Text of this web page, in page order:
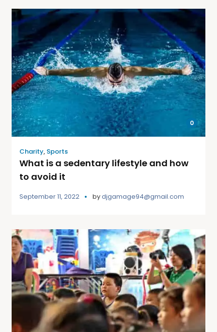
0
Charity, Sports
What is a sedentary lifestyle and how
to avoid it
September 11, 2022 bydjgamage94@gmail.com